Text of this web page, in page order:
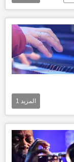
المزيد 1